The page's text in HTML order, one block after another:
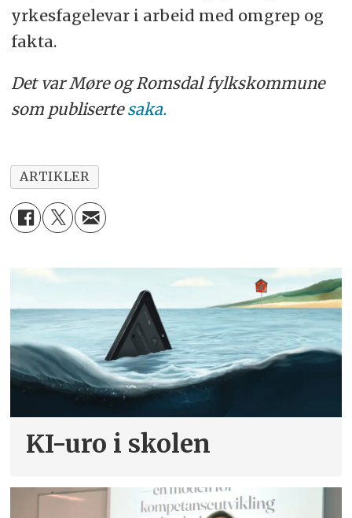
yrkesfagelevar i arbeid med omgrep og
fakta.
Det var Møre og Romsdal fylkskommune
som publisertesaka.
ARTIKLER
KI-uro i skolen